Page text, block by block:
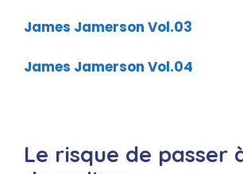
James Jamerson Vol.03
James Jamerson Vol.04
Le risque de passer